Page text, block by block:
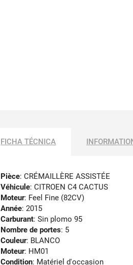
FICHA TÉCNICA
Pièce: CRÉMAILLÈRE ASSISTÉE
Véhicule: CITROEN C4 CACTUS
Moteur: Feel Fine (82CV)
Année: 2015
Carburant: Sin plomo 95
Nombre de portes: 5
Couleur: BLANCO
Moteur: HM01
Condition: Matériel d'occasion